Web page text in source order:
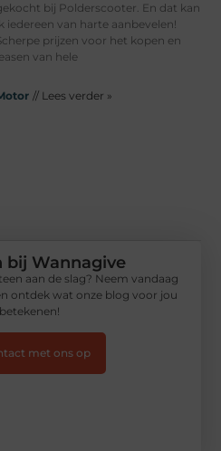
bij Polderscooter. En dat kan
iedereen van harte aanbevelen!
prijzen voor het kopen en
van hele
// Lees verder »
bij Wannagive
aan de slag? Neem vandaag
ontdek wat onze blog voor jou
met ons op